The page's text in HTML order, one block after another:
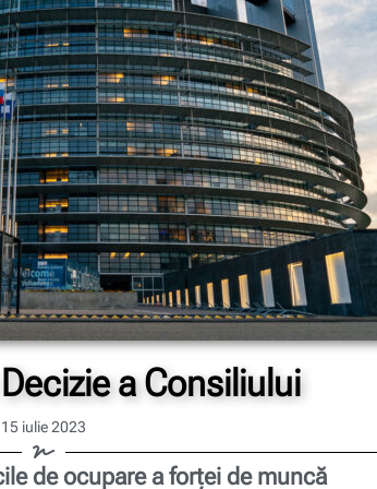
a Consiliului
15 iulie 2023
de ocupare a forței de muncă